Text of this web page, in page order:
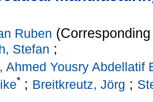
Ruben
Stefan ;
Ahmed Yousry Abdellatif
* ; Breitkreutz, Jörg ;